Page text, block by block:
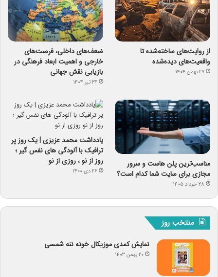
از روایت‌های ساخته‌شده تا
واقعیت‌های دیده‌شده
۲۷ بهمن ۱۴۰۴
ضعف‌های داخلی، فرصت‌های
خارجی و اهمیت ابعاد فرهنگی در
بازیابی نقش جهانی
۲۴ تیر ۱۴۰۴
مناسب‌ترین پلن هاست و سرور
مجازی برای سایت شما کدام است؟
۲۸ خرداد ۱۴۰۵
یادداشت محمد عزیزی | یک روز پر
ترافیک با آلودگی های نفس گیر ؛
روز از نو ، روزی از نو
۲۶ دی ۱۴۰۰
منتخب روز
نمایش کمدی موزیکال خونه ننه شمسی
۲۰ بهمن ۱۴۰۳